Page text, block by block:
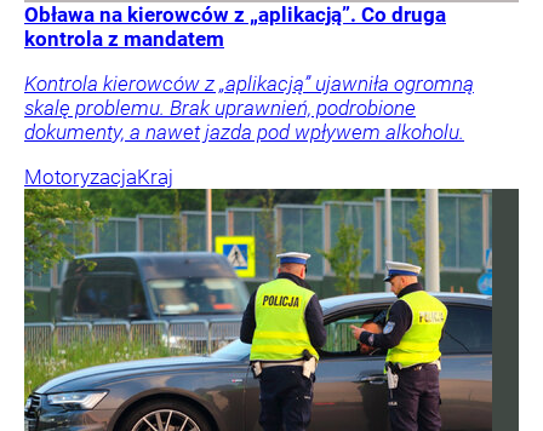
Obława na kierowców z „aplikacją”. Co druga
kontrola z mandatem
Kontrola kierowców z „aplikacją” ujawniła ogromną
skalę problemu. Brak uprawnień, podrobione
dokumenty, a nawet jazda pod wpływem alkoholu.
MotoryzacjaKraj